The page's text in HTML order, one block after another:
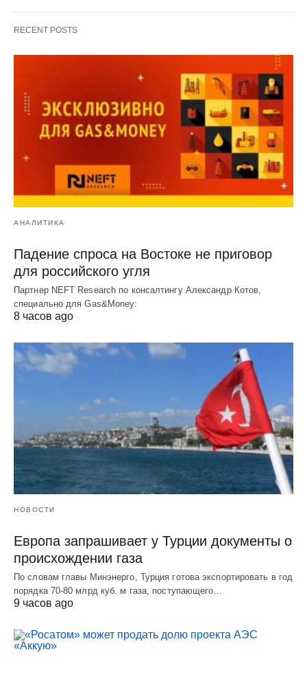
RECENT POSTS
АНАЛИТИКА
Падение спроса на Востоке не приговор
для российского угля
Партнер NEFT Research по консалтингу Александр Котов,
специально для Gas&Money:
8 часов ago
НОВОСТИ
Европа запрашивает у Турции документы о
происхождении газа
По словам главы Минэнерго, Турция готова экспортировать в год
порядка 70-80 млрд куб. м газа, поступающего…
9 часов ago